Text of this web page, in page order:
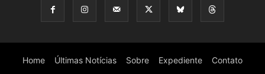
Home Últimas Notícias Sobre Expediente Contato